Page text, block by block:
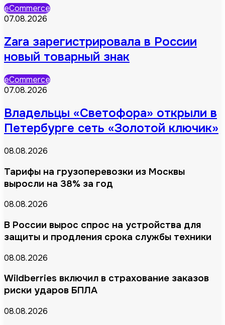
eCommerce
07.08.2026
Zara зарегистрировала в России
новый товарный знак
eCommerce
07.08.2026
Владельцы «Светофора» открыли в
Петербурге сеть «Золотой ключик»
08.08.2026
Тарифы на грузоперевозки из Москвы
выросли на 38% за год
08.08.2026
В России вырос спрос на устройства для
защиты и продления срока службы техники
08.08.2026
Wildberries включил в страхование заказов
риски ударов БПЛА
08.08.2026